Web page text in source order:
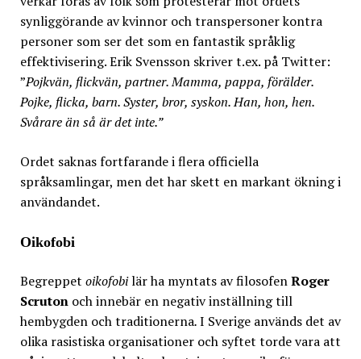
synliggörande av kvinnor och transpersoner kontra
personer som ser det som en fantastik språklig
effektivisering. Erik Svensson skriver t.ex. på Twitter:
”Pojkvän, flickvän, partner. Mamma, pappa, förälder.
Pojke, flicka, barn. Syster, bror, syskon. Han, hon, hen.
Svårare än så är det inte.”
Ordet saknas fortfarande i flera officiella
språksamlingar, men det har skett en markant ökning i
användandet.
Oikofobi
Begreppet oikofobilär ha myntats av filosofenRoger
Scrutonoch innebär en negativ inställning till
hembygden och traditionerna.I Sverige används det av
olika rasistiska organisationer och syftet torde vara att